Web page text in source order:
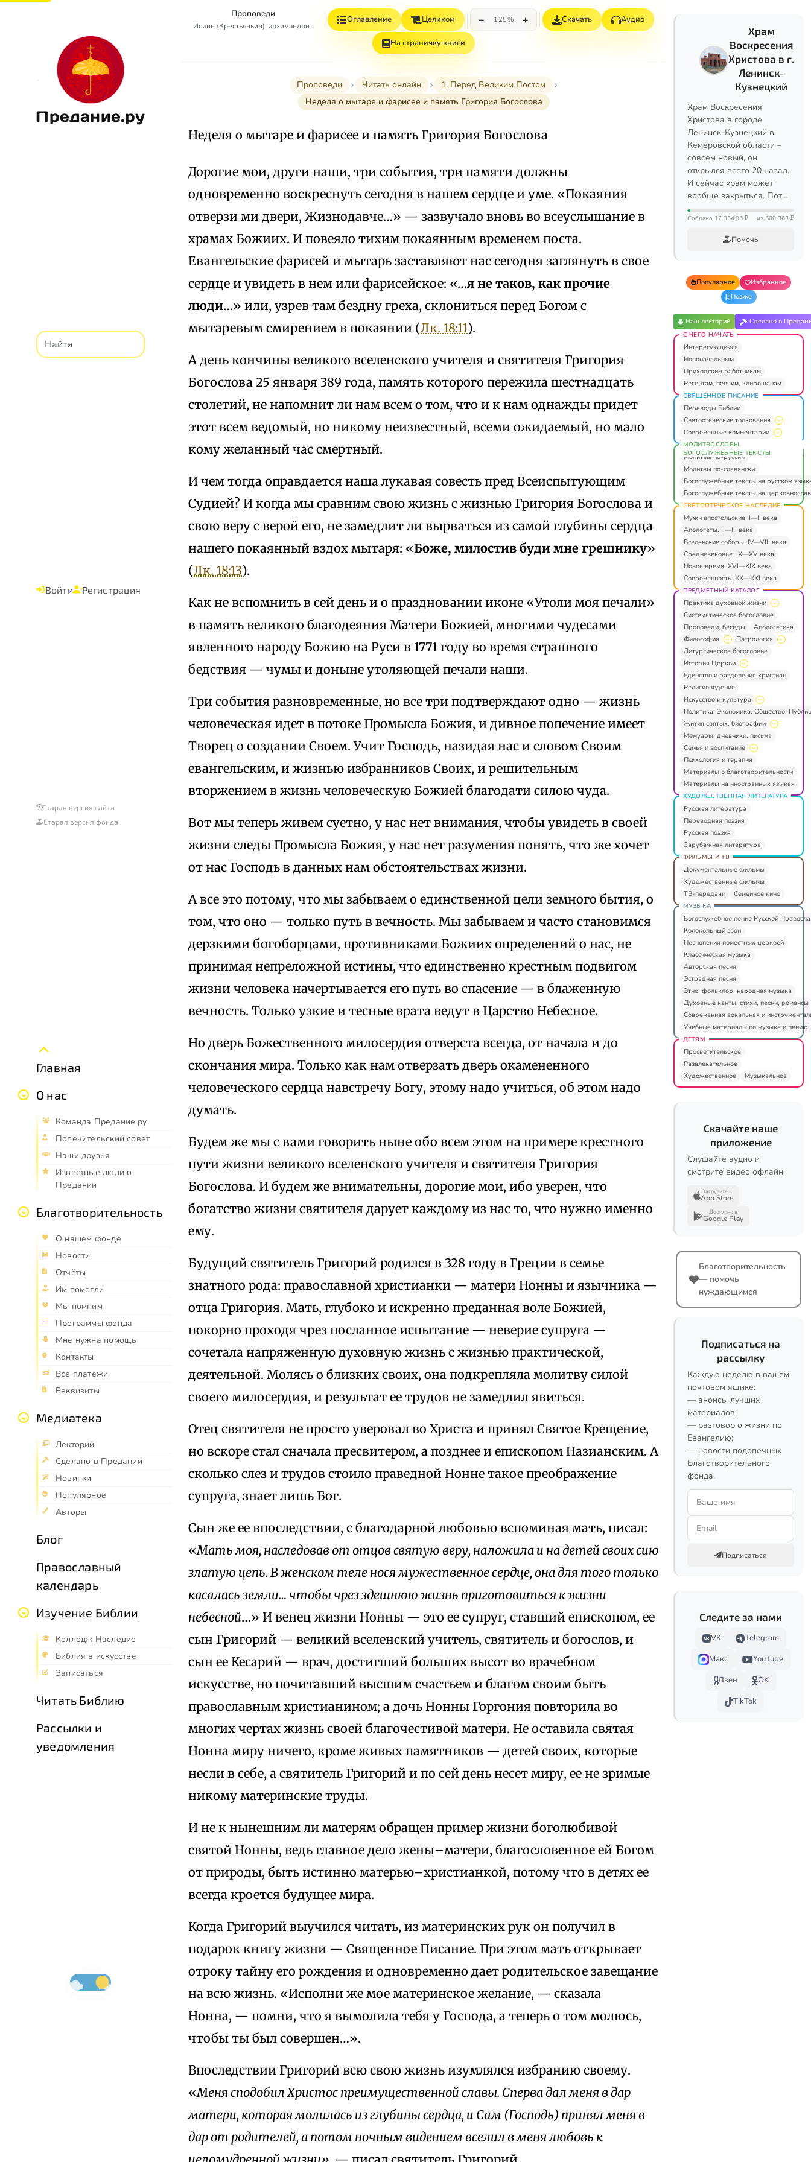
Предание.ру
Войти Регистрация
Старая версия сайта
Старая версия фонда
Главная
О нас
Команда Предание.ру
Попечительский совет
Наши друзья
Известные люди о
Предании
Благотворительность
О нашем фонде
Новости
Отчёты
Им помогли
Мы помним
Программы фонда
Мне нужна помощь
Контакты
Все платежи
Реквизиты
Медиатека
Лекторий
Сделано в Предании
Новинки
Популярное
Авторы
Блог
Православный
календарь
Изучение Библии
Колледж Наследие
Библия в искусстве
Записаться
Читать Библию
Рассылки и
уведомления
Проповеди
Иоанн (Крестьянкин), архимандрит
Оглавление Целиком − 125% + Скачать Аудио
На страничку книги
Проповеди Читать онлайн
1. Перед Великим Постом
Неделя о мытаре и фарисее и память Григория Богослова
Неделя о мытаре и фарисее и память Григория Богослова
Дорогие мои, други наши, три события, три памяти должны
одновременно воскреснуть сегодня в нашем сердце и уме. «Покаяния
отверзи ми двери, Жизнодавче…» — зазвучало вновь во всеуслышание в
храмах Божиих. И повеяло тихим покаянным временем поста.
Евангельские фарисей и мытарь заставляют нас сегодня заглянуть в свое
сердце и увидеть в нем или фарисейское: «…я не таков, как прочие
люди…» или, узрев там бездну греха, склониться перед Богом с
мытаревым смирением в покаянии (Лк. 18:11).
А день кончины великого вселенского учителя и святителя Григория
Богослова 25 января 389 года, память которого пережила шестнадцать
столетий, не напомнит ли нам всем о том, что и к нам однажды придет
этот всем ведомый, но никому неизвестный, всеми ожидаемый, но мало
кому желанный час смертный.
И чем тогда оправдается наша лукавая совесть пред Всеиспытующим
Судией? И когда мы сравним свою жизнь с жизнью Григория Богослова и
свою веру с верой его, не замедлит ли вырваться из самой глубины сердца
нашего покаянный вздох мытаря: «Боже, милостив буди мне грешнику»
(Лк. 18:13).
Как не вспомнить в сей день и о праздновании иконе «Утоли моя печали»
в память великого благодеяния Матери Божией, многими чудесами
явленного народу Божию на Руси в 1771 году во время страшного
бедствия — чумы и доныне утоляющей печали наши.
Три события разновременные, но все три подтверждают одно — жизнь
человеческая идет в потоке Промысла Божия, и дивное попечение имеет
Творец о создании Своем. Учит Господь, назидая нас и словом Своим
евангельским, и жизнью избранников Своих, и решительным
вторжением в жизнь человеческую Божией благодати силою чуда.
Вот мы теперь живем суетно, у нас нет внимания, чтобы увидеть в своей
жизни следы Промысла Божия, у нас нет разумения понять, что же хочет
от нас Господь в данных нам обстоятельствах жизни.
А все это потому, что мы забываем о единственной цели земного бытия, о
том, что оно — только путь в вечность. Мы забываем и часто становимся
дерзкими богоборцами, противниками Божиих определений о нас, не
принимая непреложной истины, что единственно крестным подвигом
жизни человека начертывается его путь во спасение — в блаженную
вечность. Только узкие и тесные врата ведут в Царство Небесное.
Но дверь Божественного милосердия отверста всегда, от начала и до
скончания мира. Только как нам отверзать дверь окамененного
человеческого сердца навстречу Богу, этому надо учиться, об этом надо
думать.
Будем же мы с вами говорить ныне обо всем этом на примере крестного
пути жизни великого вселенского учителя и святителя Григория
Богослова. И будем же внимательны, дорогие мои, ибо уверен, что
богатство жизни святителя дарует каждому из нас то, что нужно именно
ему.
Будущий святитель Григорий родился в 328 году в Греции в семье
знатного рода: православной христианки — матери Нонны и язычника —
отца Григория. Мать, глубоко и искренно преданная воле Божией,
покорно проходя чрез посланное испытание — неверие супруга —
сочетала напряженную духовную жизнь с жизнью практической,
деятельной. Молясь о близких своих, она подкрепляла молитву силой
своего милосердия, и результат ее трудов не замедлил явиться.
Отец святителя не просто уверовал во Христа и принял Святое Крещение,
но вскоре стал сначала пресвитером, а позднее и епископом Назианским. А
сколько слез и трудов стоило праведной Нонне такое преображение
супруга, знает лишь Бог.
Сын же ее впоследствии, с благодарной любовью вспоминая мать, писал:
«Мать моя, наследовав от отцов святую веру, наложила и на детей своих сию
златую цепь. В женском теле нося мужественное сердце, она для того только
касалась земли… чтобы чрез здешнюю жизнь приготовиться к жизни
небесной…» И венец жизни Нонны — это ее супруг, ставший епископом, ее
сын Григорий — великий вселенский учитель, святитель и богослов, и
сын ее Кесарий — врач, достигший больших высот во врачебном
искусстве, но почитавший высшим счастьем и благом своим быть
православным христианином; а дочь Нонны Горгония повторила во
многих чертах жизнь своей благочестивой матери. Не оставила святая
Нонна миру ничего, кроме живых памятников — детей своих, которые
несли в себе, а святитель Григорий и по сей день несет миру, ее не зримые
никому материнские труды.
И не к нынешним ли матерям обращен пример жизни боголюбивой
святой Нонны, ведь главное дело жены–матери, благословенное ей Богом
от природы, быть истинно матерью–христианкой, потому что в детях ее
всегда кроется будущее мира.
Когда Григорий выучился читать, из материнских рук он получил в
подарок книгу жизни — Священное Писание. При этом мать открывает
отроку тайну его рождения и одновременно дает родительское завещание
на всю жизнь. «Исполни же мое материнское желание, — сказала
Нонна, — помни, что я вымолила тебя у Господа, а теперь о том молюсь,
чтобы ты был совершен…».
Впоследствии Григорий всю свою жизнь изумлялся избранию своему.
«Меня сподобил Христос преимущественной славы. Сперва дал меня в дар
матери, которая молилась из глубины сердца, и Сам (Господь) принял меня в
дар от родителей, а потом ночным видением вселил в меня любовь к
Храм
Воскресения
Христова в г.
Ленинск-
Кузнецкий
Храм Воскресения
Христова в городе
Ленинск-Кузнецкий в
Кемеровской области –
совсем новый, он
открылся всего 20 назад.
И сейчас храм может
вообще закрыться. Пот…
Собрано 17 354,95 ₽ из 500 363 ₽
Помочь
Популярное
Избранное
Позже
Наш лекторий Сделано в
С ЧЕГО НАЧАТЬ
Интересующимся
Новоначальным
Приходским работникам
Регентам, певчим, клирошанам
СВЯЩЕННОЕ ПИСАНИЕ
Переводы Библии
Святоотеческие толкования
Современные комментарии
МОЛИТВОСЛОВЫ.
БОГОСЛУЖЕБНЫЕ ТЕКСТЫ
Молитвы по-русски
Молитвы по-славянски
Богослужебные тексты на русском
Богослужебные тексты на
СВЯТООТЕЧЕСКОЕ НАСЛЕДИЕ
Мужи апостольские. I—II века
Апологеты. II—III века
Вселенские соборы. IV—VIII века
Средневековье. IX—XV века
Новое время. XVI—XIX века
Современность. XX—XXI века
ПРЕДМЕТНЫЙ КАТАЛОГ
Практика духовной жизни
Систематическое богословие
Проповеди, беседы
Апологетика
Философия
Патрология
Литургическое богословие
История Церкви
Единство и разделения христиан
Религиоведение
Искусство и культура
Политика. Экономика. Общество.
Жития святых, биографии
Мемуары, дневники, письма
Семья и воспитание
Психология и терапия
Материалы о благотворительности
Материалы на иностранных языках
ХУДОЖЕСТВЕННАЯ ЛИТЕРАТУРА
Русская литература
Переводная поэзия
Русская поэзия
Зарубежная литература
ФИЛЬМЫ И ТВ
Документальные фильмы
Художественные фильмы
ТВ-передачи
Семейное кино
МУЗЫКА
Богослужебное пение Русской
Колокольный звон
Песнопения поместных церквей
Классическая музыка
Авторская песня
Эстрадная песня
Этно, фольклор, народная музыка
Духовные канты, стихи, песни, романсы
Современная вокальная и
Учебные материалы по музыке и пению
ДЕТЯМ
Просветительское
Развлекательное
Художественное
Музыкальное
Скачайте наше
приложение
Слушайте аудио и
смотрите видео офлайн
Загрузите в
App Store
Доступно в
Google Play
Благотворительность
— помочь
нуждающимся
Подписаться на
рассылку
Каждую неделю в вашем
почтовом ящике:
— анонсы лучших
материалов;
— разговор о жизни по
Евангелию;
— новости подопечных
Благотворительного
фонда.
Подписаться
Следите за нами
VK
Telegram
Макс
YouTube
Дзен
OK
TikTok